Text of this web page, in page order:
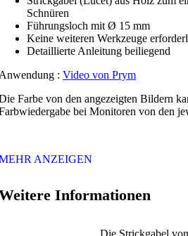
Schnüren
Führungsloch mit Ø 15 mm
Keine weiteren Werkzeuge
Detaillierte Anleitung beiliegend
: Video von Prym
Farbe von den angezeigten Bildern
bei Monitoren von den
ANZEIGEN
Informationen
Die Strickgabel